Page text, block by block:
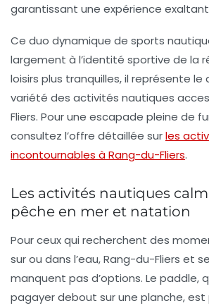
garantissant une expérience
Ce duo dynamique de sports
largement à l’identité sportive de la
loisirs plus tranquilles, il représente
variété des activités nautiques
Fliers. Pour une escapade pleine de
consultez l’offre détaillée surles
incontournables à Rang-du-Fliers.
Les activités nautiques
pêche en mer et natation
Pour ceux qui recherchent des
sur ou dans l’eau, Rang-du-Fliers et
manquent pas d’options. Le paddle,
pagayer debout sur une planche,